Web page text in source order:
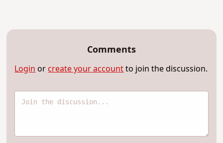
Comments
Loginorcreate your accountto join the discussion.